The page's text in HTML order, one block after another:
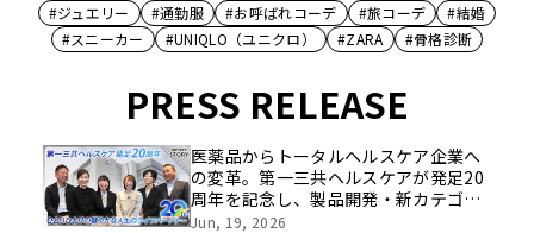
#ジュエリー #通勤服 #お呼ばれコーデ #旅コーデ
#結婚
#スニーカー
#UNIQLO（ユニクロ） #ZARA #骨格診断
PRESS RELEASE
医薬品からトータルヘルスケア企業へ
の変革。第一三共ヘルスケアが発足20
周年を記念し、製品開発・新カテゴリ
挑戦の舞台や旧社統合時のエピソード
Jun, 19, 2026